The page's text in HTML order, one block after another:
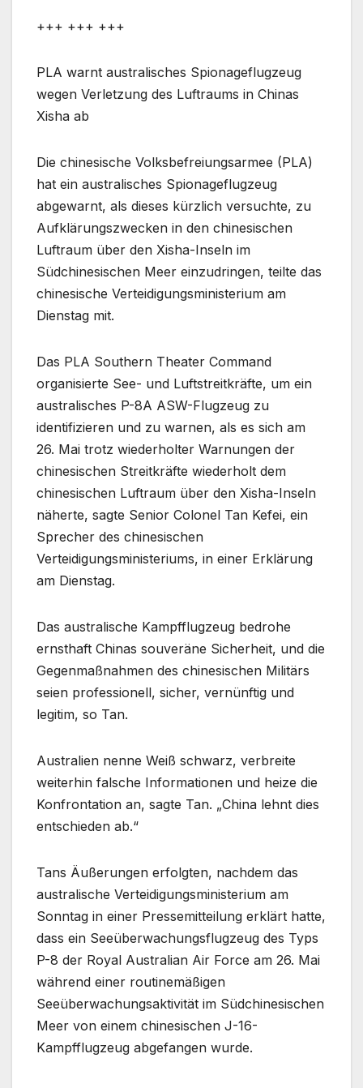
+++ +++ +++
PLA warnt australisches Spionageflugzeug
wegen Verletzung des Luftraums in Chinas
Xisha ab
Die chinesische Volksbefreiungsarmee (PLA)
hat ein australisches Spionageflugzeug
abgewarnt, als dieses kürzlich versuchte, zu
Aufklärungszwecken in den chinesischen
Luftraum über den Xisha-Inseln im
Südchinesischen Meer einzudringen, teilte das
chinesische Verteidigungsministerium am
Dienstag mit.
Das PLA Southern Theater Command
organisierte See- und Luftstreitkräfte, um ein
australisches P-8A ASW-Flugzeug zu
identifizieren und zu warnen, als es sich am
26. Mai trotz wiederholter Warnungen der
chinesischen Streitkräfte wiederholt dem
chinesischen Luftraum über den Xisha-Inseln
näherte, sagte Senior Colonel Tan Kefei, ein
Sprecher des chinesischen
Verteidigungsministeriums, in einer Erklärung
am Dienstag.
Das australische Kampfflugzeug bedrohe
ernsthaft Chinas souveräne Sicherheit, und die
Gegenmaßnahmen des chinesischen Militärs
seien professionell, sicher, vernünftig und
legitim, so Tan.
Australien nenne Weiß schwarz, verbreite
weiterhin falsche Informationen und heize die
Konfrontation an, sagte Tan. „China lehnt dies
entschieden ab.“
Tans Äußerungen erfolgten, nachdem das
australische Verteidigungsministerium am
Sonntag in einer Pressemitteilung erklärt hatte,
dass ein Seeüberwachungsflugzeug des Typs
P-8 der Royal Australian Air Force am 26. Mai
während einer routinemäßigen
Seeüberwachungsaktivität im Südchinesischen
Meer von einem chinesischen J-16-
Kampfflugzeug abgefangen wurde.